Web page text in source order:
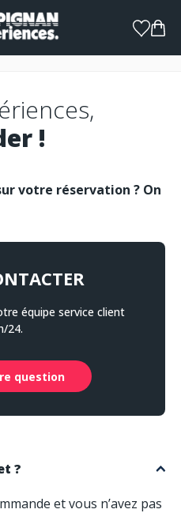
!
votre réservation ? On
équipe service client
24.
question
?
et vous n’avez pas